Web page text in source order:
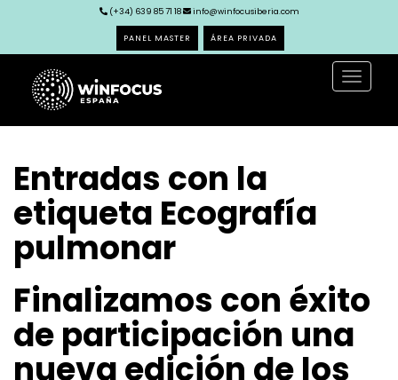
(+34) 639 85 71 18 info@winfocusiberia.com
PANEL MASTER ÁREA PRIVADA
Toggle
Entradas con la
etiqueta Ecografía
pulmonar
Finalizamos con éxito
de participación una
nueva edición de los